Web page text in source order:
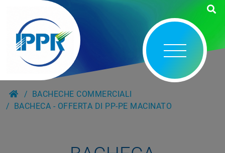
BACHECHE COMMERCIALI
BACHECA - OFFERTA DI PP-PE MACINATO